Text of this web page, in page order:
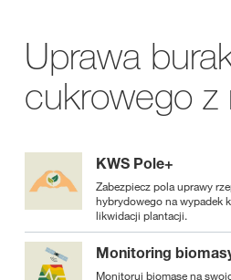
Uprawa
cukrowego z
KWS Pole+
Zabezpiecz pola uprawy
hybrydowego na wypadek
likwidacji plantacji.
Monitoring
Monitoruj biomasę na